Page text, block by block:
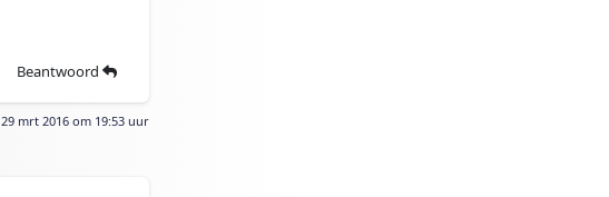
Beantwoord
mrt 2016 om 19:53 uur